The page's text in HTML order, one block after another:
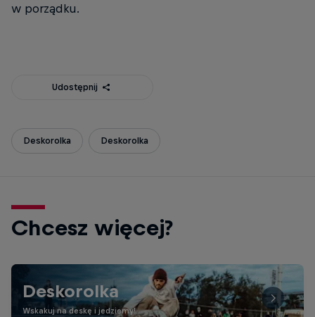
w porządku.
Udostępnij
Deskorolka Deskorolka
Chcesz więcej?
Deskorolka
Wskakuj na deskę i jedziemy!